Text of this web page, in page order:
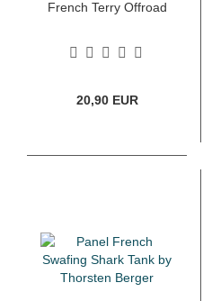
French Terry Offroad
20,90 EUR